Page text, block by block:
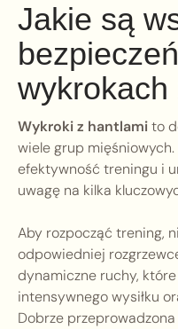
Jakie są
wykrokach
Wykroki z hantlamito
wiele grup
efektywność treningu i
uwagę na kilka
Aby rozpocząć trening,
odpowiedniej
dynamiczne ruchy,
intensywnego wysiłku
Dobrze